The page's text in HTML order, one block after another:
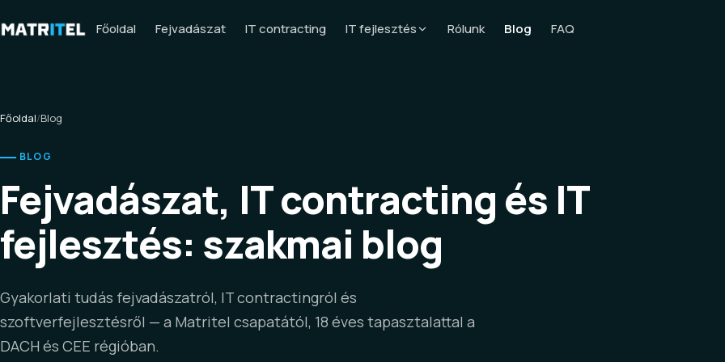
Főoldal Fejvadászat IT contracting IT fejlesztés
Üzleti webalkalmazás
Skálázható webes platformok
AI folyamatautomatizálás
AI alapú üzleti hatékonyság
Rólunk Blog FAQ
Főoldal/Blog
BLOG
Fejvadászat, IT contracting és IT
fejlesztés: szakmai blog
Gyakorlati tudás fejvadászatról, IT contractingról és
szoftverfejlesztésről — a Matritel csapatától, 18 éves tapasztalattal a
DACH és CEE régióban.